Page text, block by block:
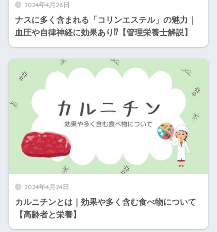
2024年4月26日
ナスに多く含まれる「コリンエステル」の魅力｜
血圧や自律神経に効果あり⁉【管理栄養士解説】
2024年4月24日
カルニチンとは｜効果や多く含む食べ物について
【高齢者と栄養】